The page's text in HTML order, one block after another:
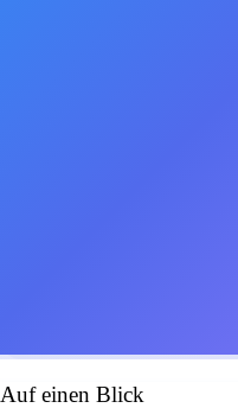
Auf einen Blick